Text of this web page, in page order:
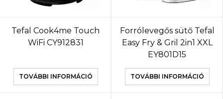
Tefal Cook4me Touch
WiFi CY912831
TOVÁBBI INFORMÁCIÓ
Forrólevegős sütő Tefal
Easy Fry & Gril 2in1 XXL
EY801D15
TOVÁBBI INFORMÁCIÓ